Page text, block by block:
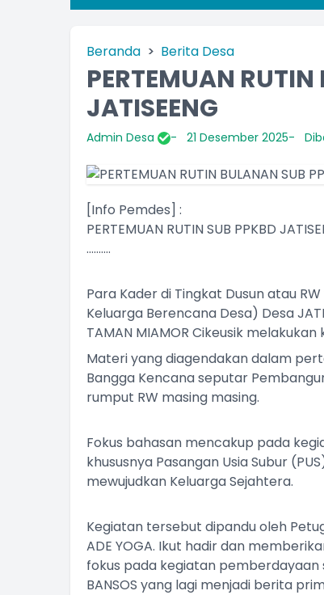
Beranda Berita Desa
PERTEMUAN
JATISEENG
Admin Desa 21 Desember 2025
[Info Pemdes] :
PERTEMUAN RUTIN SUB PPKBD
..........
Para Kader di Tingkat Dusun atau
Keluarga Berencana Desa) Desa
TAMAN MIAMOR Cikeusik
Materi yang diagendakan dalam
Bangga Kencana seputar
rumput RW masing masing.
Fokus bahasan mencakup pada
khususnya Pasangan Usia Subur
mewujudkan Keluarga Sejahtera.
Kegiatan tersebut dipandu oleh
ADE YOGA. Ikut hadir dan
fokus pada kegiatan
BANSOS yang lagi menjadi berita